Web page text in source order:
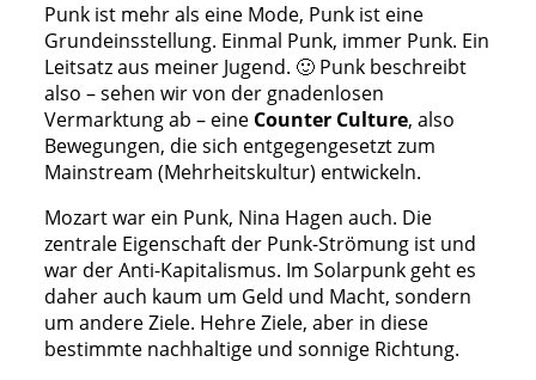
Punk ist mehr als eine Mode, Punk ist eine
Grundeinsstellung. Einmal Punk, immer Punk. Ein
Leitsatz aus meiner Jugend. 🙂 Punk beschreibt
also – sehen wir von der gnadenlosen
Vermarktung ab – eine Counter Culture, also
Bewegungen, die sich entgegengesetzt zum
Mainstream (Mehrheitskultur) entwickeln.
Mozart war ein Punk, Nina Hagen auch. Die
zentrale Eigenschaft der Punk-Strömung ist und
war der Anti-Kapitalismus. Im Solarpunk geht es
daher auch kaum um Geld und Macht, sondern
um andere Ziele. Hehre Ziele, aber in diese
bestimmte nachhaltige und sonnige Richtung.